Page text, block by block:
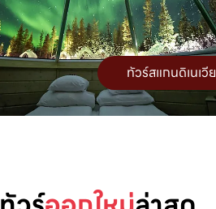
ทัวร์สแกนดิเนเวีย